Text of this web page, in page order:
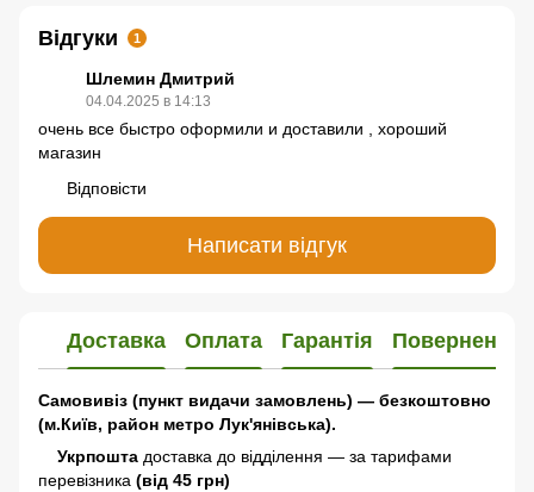
Відгуки 1
Шлемин Дмитрий
04.04.2025 в 14:13
очень все быстро оформили и доставили , хороший
магазин
Відповісти
Написати відгук
Доставка Оплата Гарантія Повернення
Самовивіз (пункт видачи замовлень) — безкоштовно
(м.Київ, район метро Лук'янівська).
Укрпошта доставка до відділення — за тарифами
перевізника (від 45 грн)